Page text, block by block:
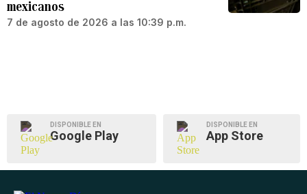
mexicanos
7 de agosto de 2026 a las 10:39 p.m.
DISPONIBLE EN
Google Play
DISPONIBLE EN
App Store